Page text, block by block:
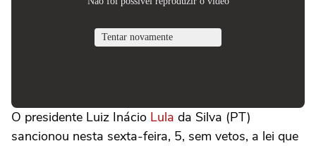
O presidente Luiz Inácio Lula da Silva (PT)
sancionou nesta sexta-feira, 5, sem vetos, a lei que